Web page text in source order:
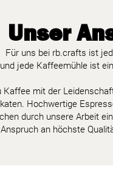
Unser
Für uns bei rb.crafts ist
jede Kaffeemühle ist
mit der
Hochwertige
durch unsere Arbeit
an höchste